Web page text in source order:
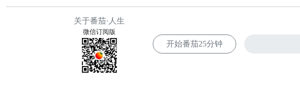
关于番茄·人生
微信订阅版
开始番茄25分钟